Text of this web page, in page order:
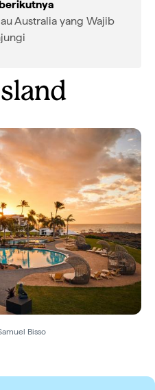
Australia yang Wajib
Bisso